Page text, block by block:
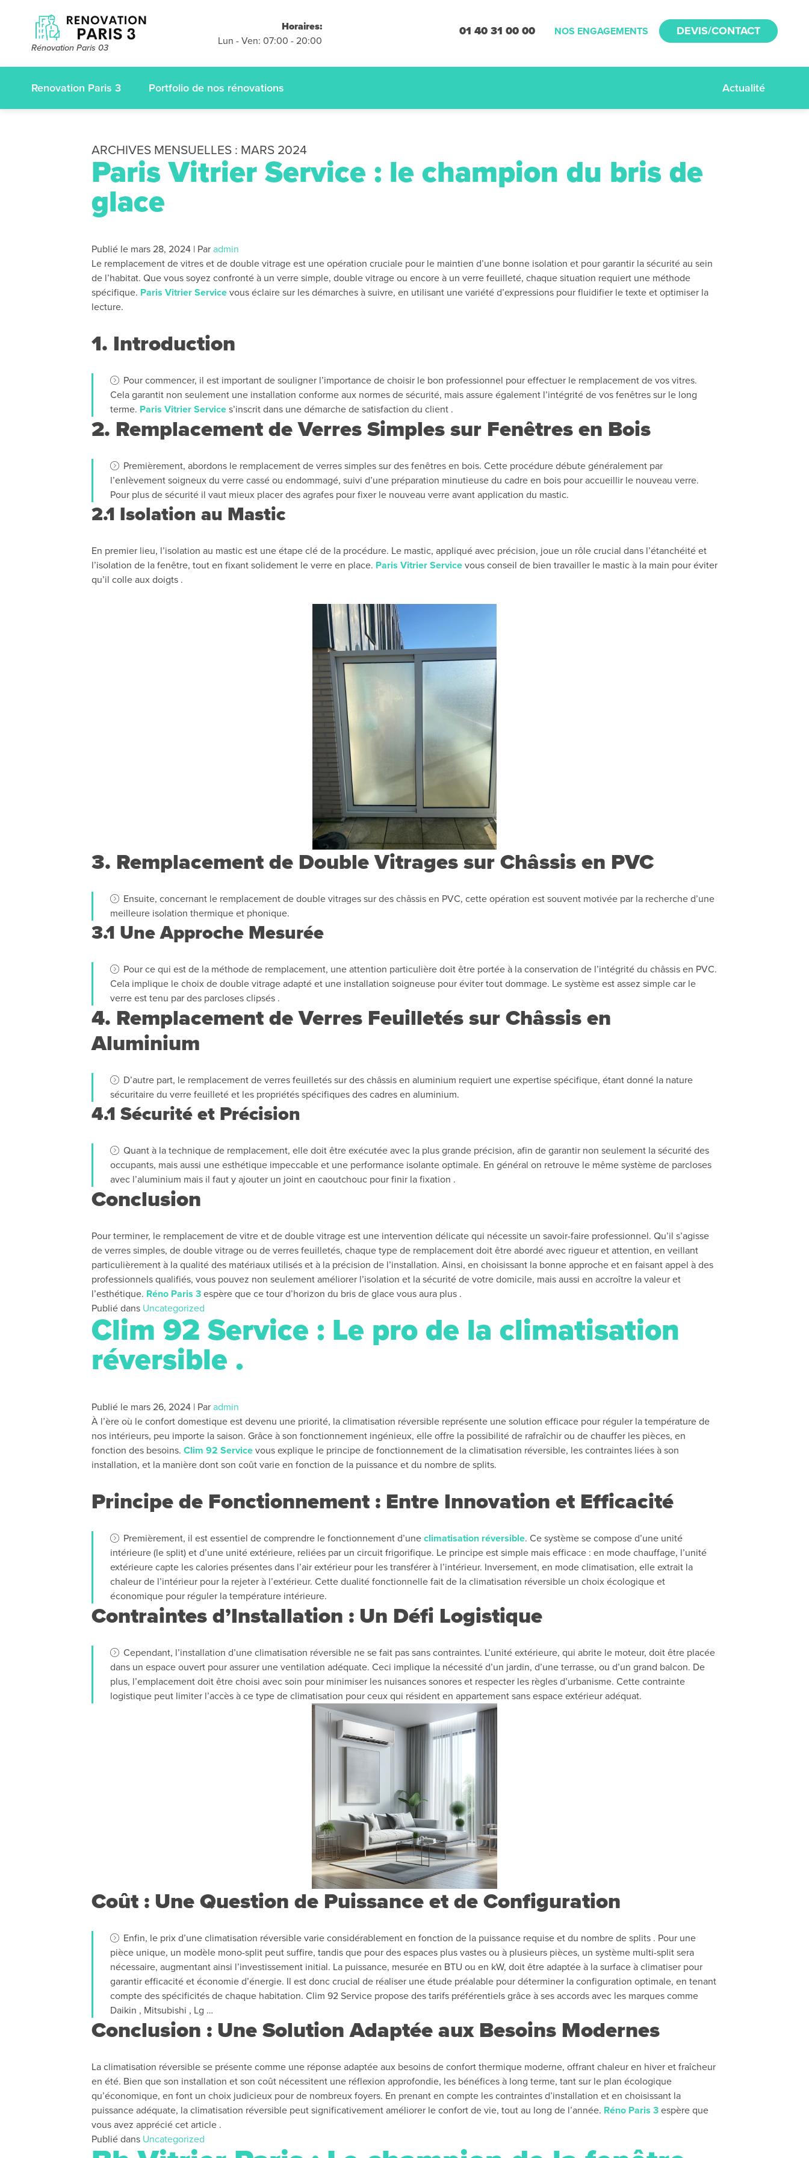
Rénovation Paris 03
Horaires:
Lun - Ven: 07:00 - 20:00
01 40 31 00 00 NOS ENGAGEMENTS DEVIS/CONTACT
Renovation Paris 3 Actualité
Portfolio de nos rénovations
Devis et déplacements
gratuits
sans engagement
appelez-nous :01.40.31.00.00
ARCHIVES MENSUELLES : MARS 2024
Paris Vitrier Service : le champion du bris de
glace
Publié le mars 28, 2024 | Par admin
Le remplacement de vitres et de double vitrage est une opération cruciale pour le maintien d’une bonne isolation et pour garantir la sécurité au sein
de l’habitat. Que vous soyez confronté à un verre simple, double vitrage ou encore à un verre feuilleté, chaque situation requiert une méthode
spécifique. Paris Vitrier Service vous éclaire sur les démarches à suivre, en utilisant une variété d’expressions pour fluidifier le texte et optimiser la
lecture.
1. Introduction
Pour commencer, il est important de souligner l’importance de choisir le bon professionnel pour effectuer le remplacement de vos vitres.
Cela garantit non seulement une installation conforme aux normes de sécurité, mais assure également l’intégrité de vos fenêtres sur le long
terme. Paris Vitrier Service s’inscrit dans une démarche de satisfaction du client .
2. Remplacement de Verres Simples sur Fenêtres en Bois
Premièrement, abordons le remplacement de verres simples sur des fenêtres en bois. Cette procédure débute généralement par
l’enlèvement soigneux du verre cassé ou endommagé, suivi d’une préparation minutieuse du cadre en bois pour accueillir le nouveau verre.
Pour plus de sécurité il vaut mieux placer des agrafes pour fixer le nouveau verre avant application du mastic.
2.1 Isolation au Mastic
En premier lieu, l’isolation au mastic est une étape clé de la procédure. Le mastic, appliqué avec précision, joue un rôle crucial dans l’étanchéité et
l’isolation de la fenêtre, tout en fixant solidement le verre en place. Paris Vitrier Service vous conseil de bien travailler le mastic à la main pour éviter
qu’il colle aux doigts .
3. Remplacement de Double Vitrages sur Châssis en PVC
Ensuite, concernant le remplacement de double vitrages sur des châssis en PVC, cette opération est souvent motivée par la recherche d’une
meilleure isolation thermique et phonique.
3.1 Une Approche Mesurée
Pour ce qui est de la méthode de remplacement, une attention particulière doit être portée à la conservation de l’intégrité du châssis en PVC.
Cela implique le choix de double vitrage adapté et une installation soigneuse pour éviter tout dommage. Le système est assez simple car le
verre est tenu par des parcloses clipsés .
4. Remplacement de Verres Feuilletés sur Châssis en
Aluminium
D’autre part, le remplacement de verres feuilletés sur des châssis en aluminium requiert une expertise spécifique, étant donné la nature
sécuritaire du verre feuilleté et les propriétés spécifiques des cadres en aluminium.
4.1 Sécurité et Précision
Quant à la technique de remplacement, elle doit être exécutée avec la plus grande précision, afin de garantir non seulement la sécurité des
occupants, mais aussi une esthétique impeccable et une performance isolante optimale. En général on retrouve le même système de parcloses
avec l’aluminium mais il faut y ajouter un joint en caoutchouc pour finir la fixation .
Conclusion
Pour terminer, le remplacement de vitre et de double vitrage est une intervention délicate qui nécessite un savoir-faire professionnel. Qu’il s’agisse
de verres simples, de double vitrage ou de verres feuilletés, chaque type de remplacement doit être abordé avec rigueur et attention, en veillant
particulièrement à la qualité des matériaux utilisés et à la précision de l’installation. Ainsi, en choisissant la bonne approche et en faisant appel à des
professionnels qualifiés, vous pouvez non seulement améliorer l’isolation et la sécurité de votre domicile, mais aussi en accroître la valeur et
l’esthétique. Réno Paris 3 espère que ce tour d’horizon du bris de glace vous aura plus .
Publié dans Uncategorized
Clim 92 Service : Le pro de la climatisation
réversible .
Publié le mars 26, 2024 | Par admin
À l’ère où le confort domestique est devenu une priorité, la climatisation réversible représente une solution efficace pour réguler la température de
nos intérieurs, peu importe la saison. Grâce à son fonctionnement ingénieux, elle offre la possibilité de rafraîchir ou de chauffer les pièces, en
fonction des besoins. Clim 92 Service vous explique le principe de fonctionnement de la climatisation réversible, les contraintes liées à son
installation, et la manière dont son coût varie en fonction de la puissance et du nombre de splits.
Principe de Fonctionnement : Entre Innovation et Efficacité
Premièrement, il est essentiel de comprendre le fonctionnement d’une climatisation réversible. Ce système se compose d’une unité
intérieure (le split) et d’une unité extérieure, reliées par un circuit frigorifique. Le principe est simple mais efficace : en mode chauffage, l’unité
extérieure capte les calories présentes dans l’air extérieur pour les transférer à l’intérieur. Inversement, en mode climatisation, elle extrait la
chaleur de l’intérieur pour la rejeter à l’extérieur. Cette dualité fonctionnelle fait de la climatisation réversible un choix écologique et
économique pour réguler la température intérieure.
Contraintes d’Installation : Un Défi Logistique
Cependant, l’installation d’une climatisation réversible ne se fait pas sans contraintes. L’unité extérieure, qui abrite le moteur, doit être placée
dans un espace ouvert pour assurer une ventilation adéquate. Ceci implique la nécessité d’un jardin, d’une terrasse, ou d’un grand balcon. De
plus, l’emplacement doit être choisi avec soin pour minimiser les nuisances sonores et respecter les règles d’urbanisme. Cette contrainte
logistique peut limiter l’accès à ce type de climatisation pour ceux qui résident en appartement sans espace extérieur adéquat.
Coût : Une Question de Puissance et de Configuration
Enfin, le prix d’une climatisation réversible varie considérablement en fonction de la puissance requise et du nombre de splits . Pour une
pièce unique, un modèle mono-split peut suffire, tandis que pour des espaces plus vastes ou à plusieurs pièces, un système multi-split sera
nécessaire, augmentant ainsi l’investissement initial. La puissance, mesurée en BTU ou en kW, doit être adaptée à la surface à climatiser pour
garantir efficacité et économie d’énergie. Il est donc crucial de réaliser une étude préalable pour déterminer la configuration optimale, en tenant
compte des spécificités de chaque habitation. Clim 92 Service propose des tarifs préférentiels grâce à ses accords avec les marques comme
Daikin , Mitsubishi , Lg …
Conclusion : Une Solution Adaptée aux Besoins Modernes
La climatisation réversible se présente comme une réponse adaptée aux besoins de confort thermique moderne, offrant chaleur en hiver et fraîcheur
en été. Bien que son installation et son coût nécessitent une réflexion approfondie, les bénéfices à long terme, tant sur le plan écologique
qu’économique, en font un choix judicieux pour de nombreux foyers. En prenant en compte les contraintes d’installation et en choisissant la
puissance adéquate, la climatisation réversible peut significativement améliorer le confort de vie, tout au long de l’année. Réno Paris 3 espère que
vous avez apprécié cet article .
Publié dans Uncategorized